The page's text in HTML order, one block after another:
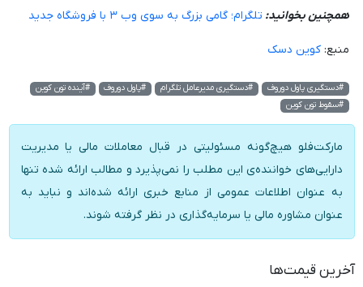
همچنین بخوانید: تلگرام؛ گامی بزرگ به سوی وب ۳ با فروشگاه جدید
منبع:کوین دسک
#دستگیری پاول دوروف #دستگیری مدیرعامل تلگرام #پاول دوروف
#آینده تون کوین
#سقوط تون کوین
مارکت‌فلو هیچ‌گونه مسئولیتی در قبال معاملات مالی یا مدیریت
دارایی‌های خواننده‌ی این مطلب را نمی‌پذیرد و مطالب ارائه شده تنها
به عنوان اطلاعات عمومی از منابع خبری ارائه شده‌اند و نباید به
عنوان مشاوره مالی یا سرمایه‌گذاری در نظر گرفته شوند.
آخرین قیمت‌ها